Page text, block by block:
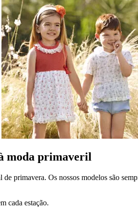
moda primaveril
primavera. Os nossos modelos são
cada estação.